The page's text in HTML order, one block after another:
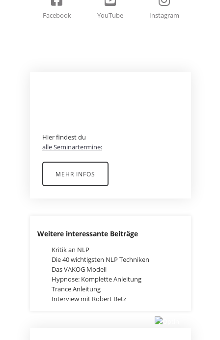
Facebook YouTube Instagram
Hier findest du
alle Seminartermine:
MEHR INFOS
Weitere interessante Beiträge
Kritik an NLP
Die 40 wichtigsten NLP Techniken
Das VAKOG Modell
Hypnose: Komplette Anleitung
Trance Anleitung
Interview mit Robert Betz